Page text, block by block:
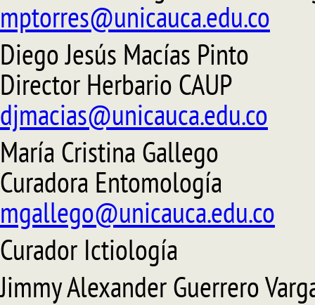
mptorres@unicauca.edu.co
Diego Jesús Macías Pinto
Director Herbario CAUP
djmacias@unicauca.edu.co
María Cristina Gallego
Curadora Entomología
mgallego@unicauca.edu.co
Curador Ictiología
Jimmy Alexander Guerrero